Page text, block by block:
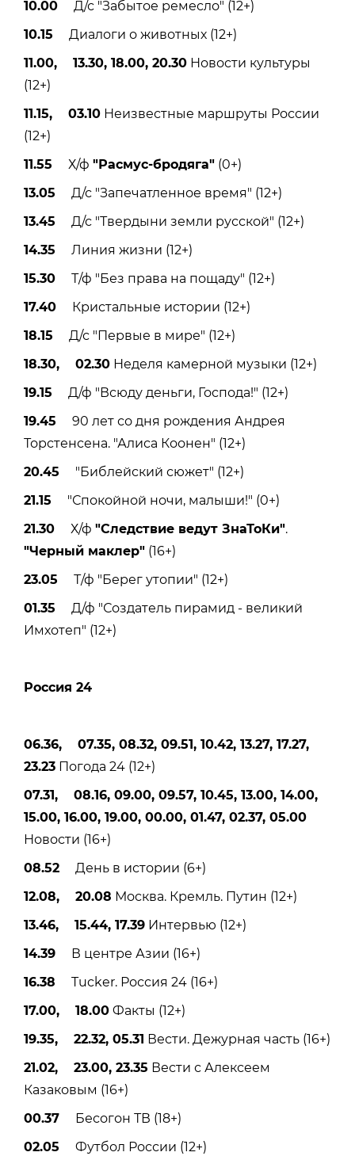
10.00 Д/с "Забытое ремесло" (12+)
10.15 Диалоги о животных (12+)
11.00, 13.30, 18.00, 20.30 Новости культуры
(12+)
11.15, 03.10 Неизвестные маршруты России
(12+)
11.55 Х/ф "Расмус-бродяга" (0+)
13.05 Д/с "Запечатленное время" (12+)
13.45 Д/с "Твердыни земли русской" (12+)
14.35 Линия жизни (12+)
15.30 Т/ф "Без права на пощаду" (12+)
17.40 Кристальные истории (12+)
18.15 Д/с "Первые в мире" (12+)
18.30, 02.30 Неделя камерной музыки (12+)
19.15 Д/ф "Всюду деньги, Господа!" (12+)
19.45 90 лет со дня рождения Андрея
Торстенсена. "Алиса Коонен" (12+)
20.45 "Библейский сюжет" (12+)
21.15 "Спокойной ночи, малыши!" (0+)
21.30 Х/ф "Следствие ведут ЗнаТоКи".
"Черный маклер" (16+)
23.05 Т/ф "Берег утопии" (12+)
01.35 Д/ф "Создатель пирамид - великий
Имхотеп" (12+)
Россия 24
06.36, 07.35, 08.32, 09.51, 10.42, 13.27, 17.27,
23.23 Погода 24 (12+)
07.31, 08.16, 09.00, 09.57, 10.45, 13.00, 14.00,
15.00, 16.00, 19.00, 00.00, 01.47, 02.37, 05.00
Новости (16+)
08.52 День в истории (6+)
12.08, 20.08 Москва. Кремль. Путин (12+)
13.46, 15.44, 17.39 Интервью (12+)
14.39 В центре Азии (16+)
16.38 Tucker. Россия 24 (16+)
17.00, 18.00 Факты (12+)
19.35, 22.32, 05.31 Вести. Дежурная часть (16+)
21.02, 23.00, 23.35 Вести с Алексеем
Казаковым (16+)
00.37 Бесогон ТВ (18+)
02.05 Футбол России (12+)